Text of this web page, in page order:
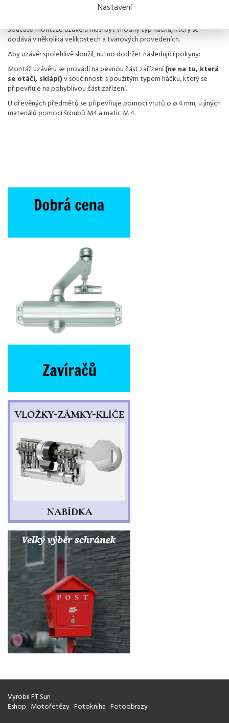
Nastavení
přepravní bedny, sklopného zadního čela přívěsného vozíku, vík
Součástí montáže uzávěru musí být vhodný typ háčku, který se
dodává v několika velikostech a tvarových provedeních.
Aby uzávěr spolehlivě sloužil, nutno dodržet následující pokyny:
Montáž uzávěru se provádí na pevnou část zařízení(ne na tu, která
se otáčí, sklápí)v součinnosti s použitým typem háčku, který se
připevňuje na pohyblivou část zařízení.
U dřevěných předmětů se připevňuje pomocí vrutů o ø 4 mm, u jiných
materiálů pomocí šroubů M4 a matic M 4.
Vyrobil FT Sun
Eshop Motořetězy Fotokniha Fotoobrazy